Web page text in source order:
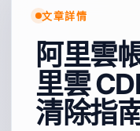
文章詳情
阿里雲
里雲
清除指